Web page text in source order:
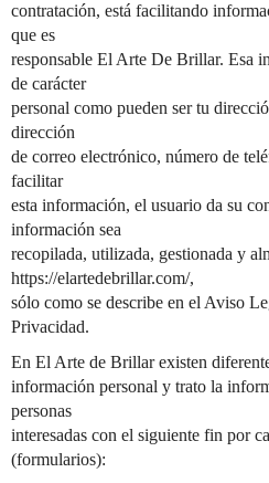
contratación, está facilitando
que es
responsable El Arte De Brillar. Esa
de carácter
personal como pueden ser tu
dirección
de correo electrónico, número de
facilitar
esta información, el usuario da su
información sea
recopilada, utilizada, gestionada y
https://elartedebrillar.com/,
sólo como se describe en el Aviso
Privacidad.
En El Arte de Brillar existen
información personal y trato la
personas
interesadas con el siguiente fin por
(formularios):